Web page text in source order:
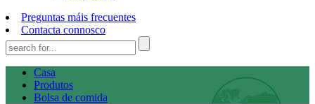
Preguntas máis frecuentes
Contacta connosco
Casa
Produtos
Bolsa de comida